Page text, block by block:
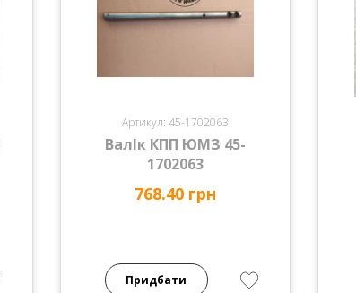
Артикул: 45-1702063
ВалІк КПП ЮМЗ 45-
1702063
768.40 грн
Придбати